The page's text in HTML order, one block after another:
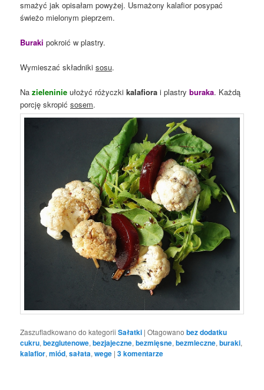
smażyć jak opisałam powyżej. Usmażony kalafior posypać
świeżo mielonym pieprzem.
Buraki pokroić w plastry.
Wymieszać składnikisosu.
Na zieleninie ułożyć różyczkikalafiora i plastryburaka. Każdą
porcję skropićsosem.
Zaszufladkowano do kategorii Sałatki |Otagowano bez dodatku
cukru,bezglutenowe,bezjajeczne,bezmięsne,bezmleczne,buraki,
kalafior,miód,sałata,wege |3komentarze